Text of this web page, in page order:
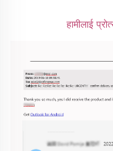
हामीलाई